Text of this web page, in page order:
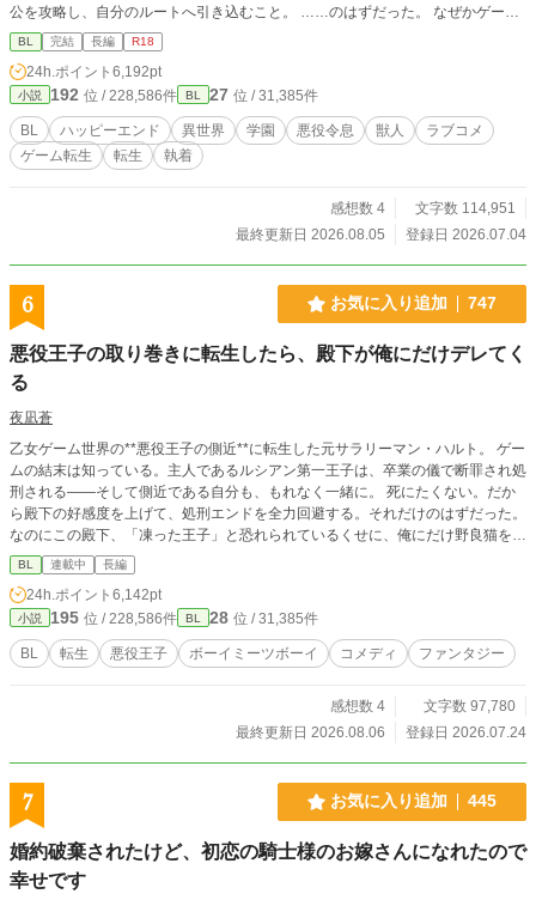
公を攻略し、自分のルートへ引き込むこと。 ……のはずだった。 なぜかゲーム
には存在しないはずのシャチの海獣人が現れ、主人公との攻略ルートをことごと
く邪魔してくる。 しかも、その執着の矛先は――なぜか俺!? バトルあり、笑い
あり、キュンあり！ 最強なのに小心者なホホジロザメが、推しのシャチに振り
回される学園ラブコメBL！ 🚫無断転載・AI学習禁止 終盤に性的描写が入る予定
ですので、R18としています。 ※がつく話には性描写があります。 本作はfujos
sy小説大賞にエントリー中です。少しでも面白いと思っていただけましたら、投
票して応援してくだされば幸いです。
BL 完結 長編 R18
24h.ポイント 6,192pt
小説 192 位 / 228,586件 BL 27 位 / 31,385件
BL ハッピーエンド 異世界 学園 悪役令息 獣人
ラブコメ
ゲーム転生
転生 執着
感想数 4
文字数 114,951
最終更新日 2026.08.05
登録日 2026.07.04
6 お気に入り追加 747
悪役王子の取り巻きに転生したら、殿下が俺にだけデレてく
る
夜凪蒼
乙女ゲーム世界の**悪役王子の側近**に転生した元サラリーマン・ハルト。 ゲー
ムの結末は知っている。主人であるルシアン第一王子は、卒業の儀で断罪され処
刑される——そして側近である自分も、もれなく一緒に。 死にたくない。だか
ら殿下の好感度を上げて、処刑エンドを全力回避する。それだけのはずだった。
なのにこの殿下、「凍った王子」と恐れられているくせに、俺にだけ野良猫を見
せてくるし、俺にだけ詩を読み聞かせてくるし、俺にだけ——笑う。 「お前
は、なぜ俺のそばにいる」 「取り巻きですから」 「……そうか」 筋書きを変え
るだけのつもりだった。 こいつの笑顔を守りたくなるなんて、聞いてない。 ---
※本作は『小説家になろう』『カクヨム』にも掲載しています。
BL 連載中 長編
24h.ポイント 6,142pt
小説 195 位 / 228,586件 BL 28 位 / 31,385件
BL 転生 悪役王子 ボーイミーツボーイ コメディ ファンタジー
感想数 4
文字数 97,780
最終更新日 2026.08.06
登録日 2026.07.24
7 お気に入り追加 445
婚約破棄されたけど、初恋の騎士様のお嫁さんになれたので
幸せです